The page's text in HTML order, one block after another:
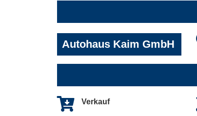
Autohaus Kaim GmbH
Verkauf